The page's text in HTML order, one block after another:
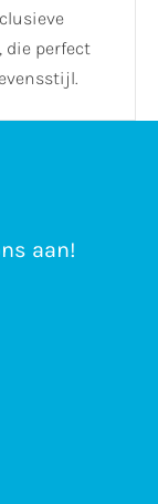
die perfect
aan!